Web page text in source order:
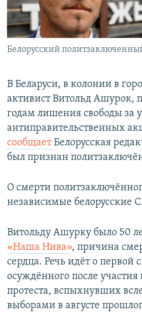
Белорусский
В Беларуси, в колонии в
активист Витольд Ашурок,
годам лишения свободы за
антиправительственных
сообщаетБелорусская
был признан
О смерти
независимые белорусские
Витольду Ашурку было 50
«Наша Нива», причина
сердца. Речь идёт о первой
осуждённого после
протеста, вспыхнувших
выборами в августе